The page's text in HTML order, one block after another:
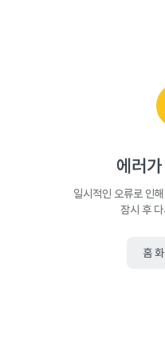
에러
일시적인 오류로 인
잠시 후
홈